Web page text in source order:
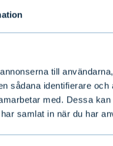
till
sådana identifierare och
med. Dessa
samlat in när du har
4,05 4
3,57 4
8,38 4